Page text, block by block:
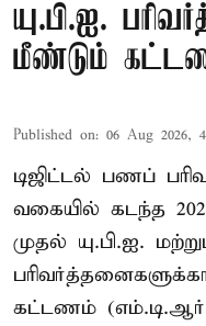
யு.பி.ஐ.
மீண்டும்
Published on: 06 Aug 2026,
டிஜிட்டல் பணப்
வகையில் கடந்த
முதல் யு.பி.ஐ.
கட்டணம்